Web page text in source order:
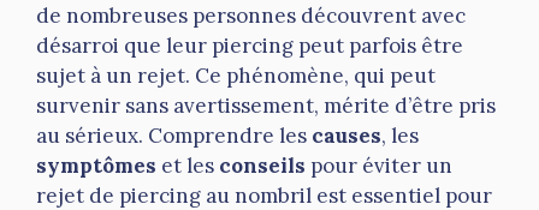
de nombreuses personnes découvrent avec
désarroi que leur piercing peut parfois être
sujet à un rejet. Ce phénomène, qui peut
survenir sans avertissement, mérite d’être pris
au sérieux. Comprendre les causes, les
symptômes et les conseils pour éviter un
rejet de piercing au nombril est essentiel pour